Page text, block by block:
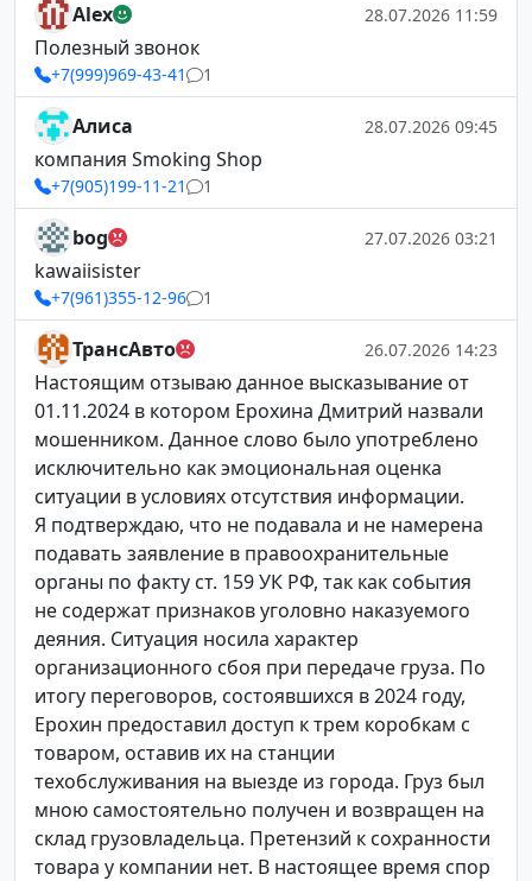
Alex 28.07.2026 11:59
Полезный звонок
+7(999)969-43-41 1
Алиса 28.07.2026 09:45
компания Smoking Shop
+7(905)199-11-21 1
bog 27.07.2026 03:21
kawaiisister
+7(961)355-12-96 1
ТрансАвто 26.07.2026 14:23
Настоящим отзываю данное высказывание от
01.11.2024 в котором Ерохина Дмитрий назвали
мошенником. Данное слово было употреблено
исключительно как эмоциональная оценка
ситуации в условиях отсутствия информации.
Я подтверждаю, что не подавала и не намерена
подавать заявление в правоохранительные
органы по факту ст. 159 УК РФ, так как события
не содержат признаков уголовно наказуемого
деяния. Ситуация носила характер
организационного сбоя при передаче груза. По
итогу переговоров, состоявшихся в 2024 году,
Ерохин предоставил доступ к трем коробкам с
товаром, оставив их на станции
техобслуживания на выезде из города. Груз был
мною самостоятельно получен и возвращен на
склад грузовладельца. Претензий к сохранности
товара у компании нет. В настоящее время спор